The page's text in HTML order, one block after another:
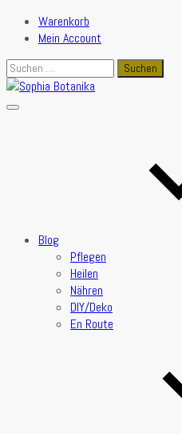
Warenkorb
Mein Account
Suchen
nach:
Blog
Pflegen
Heilen
Nähren
DIY/Deko
En Route